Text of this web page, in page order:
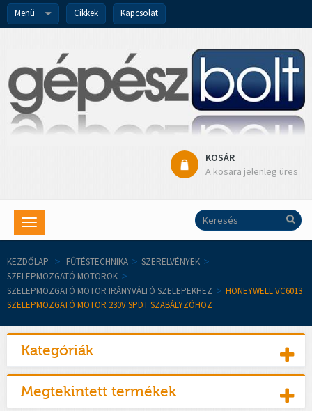
Menü Cikkek Kapcsolat
KOSÁR
A kosara jelenleg üres
Toggle
navigation
KEZDŐLAP > FŰTÉSTECHNIKA > SZERELVÉNYEK >
SZELEPMOZGATÓ MOTOROK >
SZELEPMOZGATÓ MOTOR IRÁNYVÁLTÓ SZELEPEKHEZ > HONEYWELL VC6013
SZELEPMOZGATÓ MOTOR 230V SPDT SZABÁLYZÓHOZ
Kategóriák
Megtekintett termékek